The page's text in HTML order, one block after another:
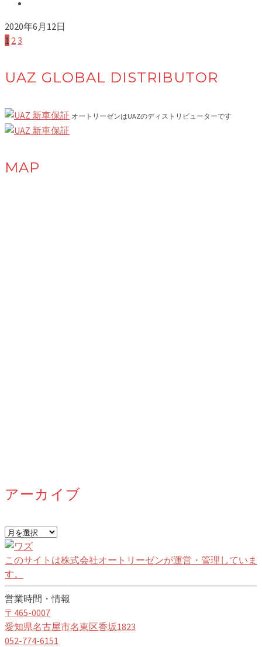
2020年6月12日
投
稿
ペ
ー
ジ
1 2 3
UAZ GLOBAL DISTRIBUTOR
オートリーゼンはUAZのディストリビューターです
MAP
アーカイブ
ア
ー
カ
イ
ブ
このサイトは株式会社オートリーゼンが運営・管理していま
す。
営業時間・情報
〒465-0007
愛知県名古屋市名東区香坂1823
052-774-6151